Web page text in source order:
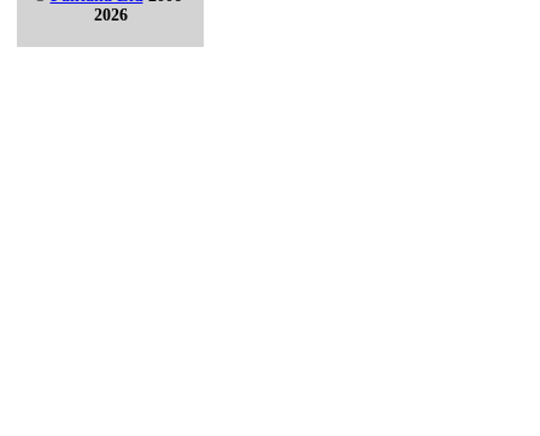
2026